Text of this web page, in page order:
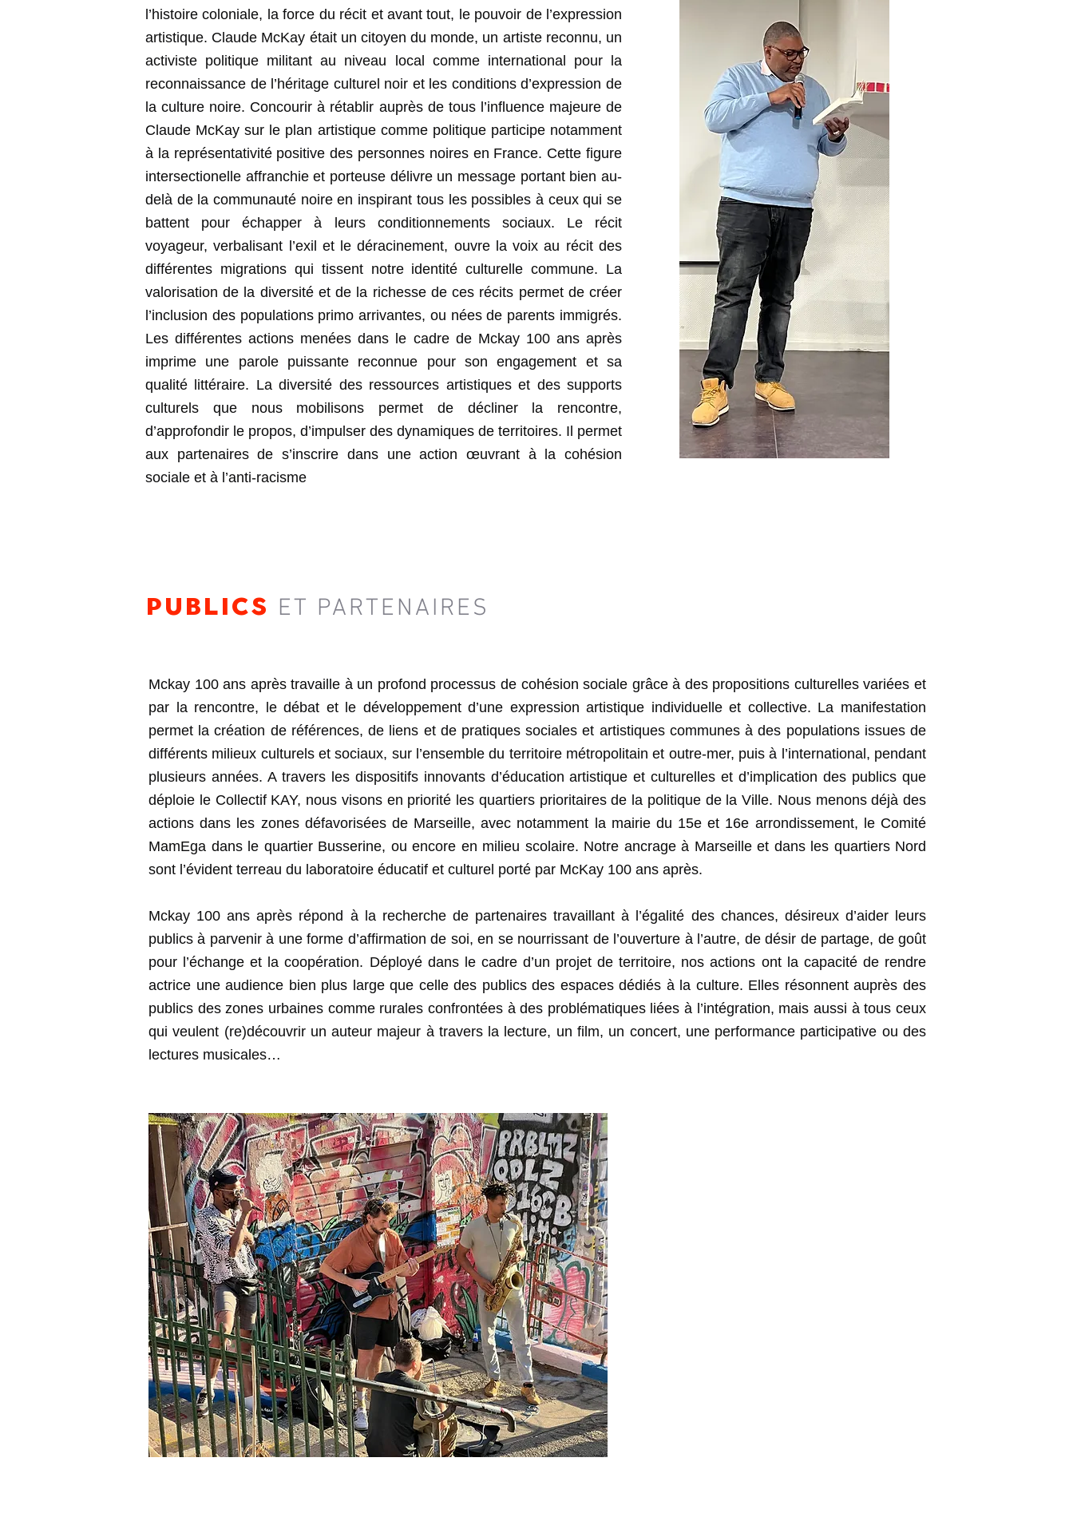
l’histoire coloniale, la force du récit et avant tout, le pouvoir de l’expression
artistique. Claude McKay était un citoyen du monde, un artiste reconnu, un
activiste politique militant au niveau local comme international pour la
reconnaissance de l’héritage culturel noir et les conditions d’expression de
la culture noire. Concourir à rétablir auprès de tous l’influence majeure de
Claude McKay sur le plan artistique comme politique participe notamment
à la représentativité positive des personnes noires en France. Cette figure
intersectionelle affranchie et porteuse délivre un message portant bien au-
delà de la communauté noire en inspirant tous les possibles à ceux qui se
battent pour échapper à leurs conditionnements sociaux. Le récit
voyageur, verbalisant l’exil et le déracinement, ouvre la voix au récit des
différentes migrations qui tissent notre identité culturelle commune. La
valorisation de la diversité et de la richesse de ces récits permet de créer
l’inclusion des populations primo arrivantes, ou nées de parents immigrés.
Les différentes actions menées dans le cadre de Mckay 100 ans après
imprime une parole puissante reconnue pour son engagement et sa
qualité littéraire. La diversité des ressources artistiques et des supports
culturels que nous mobilisons permet de décliner la rencontre,
d’approfondir le propos, d’impulser des dynamiques de territoires. Il permet
aux partenaires de s’inscrire dans une action œuvrant à la cohésion
sociale et à l’anti-racisme
PUBLICS ET PARTENAIRES
Mckay 100 ans après travaille à un profond processus de cohésion sociale grâce à des propositions culturelles variées et
par la rencontre, le débat et le développement d’une expression artistique individuelle et collective. La manifestation
permet la création de références, de liens et de pratiques sociales et artistiques communes à des populations issues de
différents milieux culturels et sociaux, sur l’ensemble du territoire métropolitain et outre-mer, puis à l’international, pendant
plusieurs années. A travers les dispositifs innovants d’éducation artistique et culturelles et d’implication des publics que
déploie le Collectif KAY, nous visons en priorité les quartiers prioritaires de la politique de la Ville. Nous menons déjà des
actions dans les zones défavorisées de Marseille, avec notamment la mairie du 15e et 16e arrondissement, le Comité
MamEga dans le quartier Busserine, ou encore en milieu scolaire. Notre ancrage à Marseille et dans les quartiers Nord
sont l’évident terreau du laboratoire éducatif et culturel porté par McKay 100 ans après.
Mckay 100 ans après répond à la recherche de partenaires travaillant à l’égalité des chances, désireux d’aider leurs
publics à parvenir à une forme d’affirmation de soi, en se nourrissant de l’ouverture à l’autre, de désir de partage, de goût
pour l’échange et la coopération. Déployé dans le cadre d’un projet de territoire, nos actions ont la capacité de rendre
actrice une audience bien plus large que celle des publics des espaces dédiés à la culture. Elles résonnent auprès des
publics des zones urbaines comme rurales confrontées à des problématiques liées à l’intégration, mais aussi à tous ceux
qui veulent (re)découvrir un auteur majeur à travers la lecture, un film, un concert, une performance participative ou des
lectures musicales…